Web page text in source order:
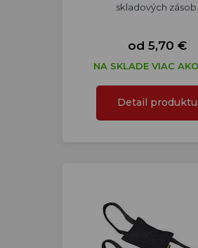
skladových zásob.
od 5,70 €
NA SKLADE VIAC
Detail produktu